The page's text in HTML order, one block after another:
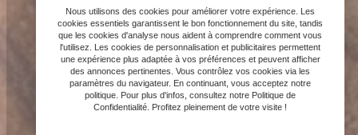
Nous utilisons des cookies pour améliorer votre expérience. Les
cookies essentiels garantissent le bon fonctionnement du site, tandis
que les cookies d'analyse nous aident à comprendre comment vous
l'utilisez. Les cookies de personnalisation et publicitaires permettent
une expérience plus adaptée à vos préférences et peuvent afficher
des annonces pertinentes. Vous contrôlez vos cookies via les
paramètres du navigateur. En continuant, vous acceptez notre
politique. Pour plus d'infos, consultez notre Politique de
Confidentialité. Profitez pleinement de votre visite !